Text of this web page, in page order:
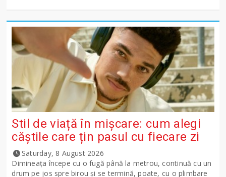
Stil de viață în mișcare: cum alegi
căștile care țin pasul cu fiecare zi
Saturday, 8 August 2026
Dimineața începe cu o fugă până la metrou, continuă cu un
drum pe jos spre birou și se termină, poate, cu o plimbare